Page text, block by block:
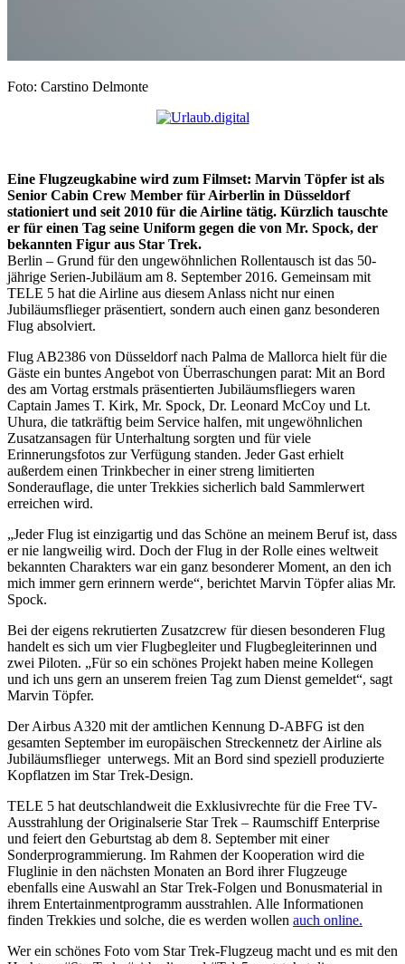
Foto: Carstino Delmonte
Eine Flugzeugkabine wird zum Filmset: Marvin Töpfer ist als
Senior Cabin Crew Member für Airberlin in Düsseldorf
stationiert und seit 2010 für die Airline tätig. Kürzlich tauschte
er für einen Tag seine Uniform gegen die von Mr. Spock, der
bekannten Figur aus Star Trek.
Berlin – Grund für den ungewöhnlichen Rollentausch ist das 50-
jährige Serien-Jubiläum am 8. September 2016. Gemeinsam mit
TELE 5 hat die Airline aus diesem Anlass nicht nur einen
Jubiläumsflieger präsentiert, sondern auch einen ganz besonderen
Flug absolviert.
Flug AB2386 von Düsseldorf nach Palma de Mallorca hielt für die
Gäste ein buntes Angebot von Überraschungen parat: Mit an Bord
des am Vortag erstmals präsentierten Jubiläumsfliegers waren
Captain James T. Kirk, Mr. Spock, Dr. Leonard McCoy und Lt.
Uhura, die tatkräftig beim Service halfen, mit ungewöhnlichen
Zusatzansagen für Unterhaltung sorgten und für viele
Erinnerungsfotos zur Verfügung standen. Jeder Gast erhielt
außerdem einen Trinkbecher in einer streng limitierten
Sonderauflage, die unter Trekkies sicherlich bald Sammlerwert
erreichen wird.
„Jeder Flug ist einzigartig und das Schöne an meinem Beruf ist, dass
er nie langweilig wird. Doch der Flug in der Rolle eines weltweit
bekannten Charakters war ein ganz besonderer Moment, an den ich
mich immer gern erinnern werde“, berichtet Marvin Töpfer alias Mr.
Spock.
Bei der eigens rekrutierten Zusatzcrew für diesen besonderen Flug
handelt es sich um vier Flugbegleiter und Flugbegleiterinnen und
zwei Piloten. „Für so ein schönes Projekt haben meine Kollegen
und ich uns gern an unserem freien Tag zum Dienst gemeldet“, sagt
Marvin Töpfer.
Der Airbus A320 mit der amtlichen Kennung D-ABFG ist den
gesamten September im europäischen Streckennetz der Airline als
Jubiläumsflieger unterwegs. Mit an Bord sind speziell produzierte
Kopflatzen im Star Trek-Design.
TELE 5 hat deutschlandweit die Exklusivrechte für die Free TV-
Ausstrahlung der Originalserie Star Trek – Raumschiff Enterprise
und feiert den Geburtstag ab dem 8. September mit einer
Sonderprogrammierung. Im Rahmen der Kooperation wird die
Fluglinie in den nächsten Monaten an Bord ihrer Flugzeuge
ebenfalls eine Auswahl an Star Trek-Folgen und Bonusmaterial in
ihrem Entertainmentprogramm ausstrahlen. Alle Informationen
finden Trekkies und solche, die es werden wollen auch online.
Wer ein schönes Foto vom Star Trek-Flugzeug macht und es mit den